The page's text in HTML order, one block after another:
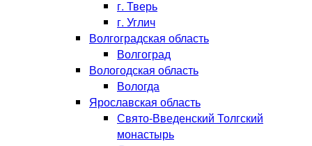
г. Тверь
г. Углич
Волгоградская область
Волгоград
Вологодская область
Вологда
Ярославская область
Свято-Введенский Толгский
монастырь